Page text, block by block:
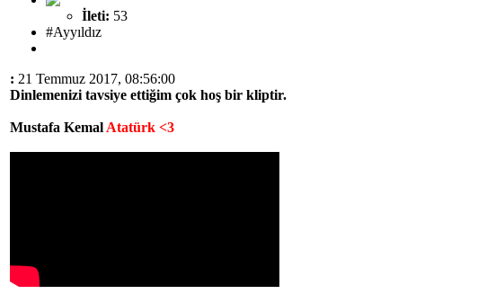
İleti: 53
#Ayyıldız
: 21 Temmuz 2017, 08:56:00
Dinlemenizi tavsiye ettiğim çok hoş bir kliptir.
Mustafa Kemal Atatürk <3